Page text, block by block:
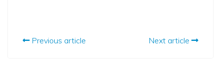
Previous article Next article